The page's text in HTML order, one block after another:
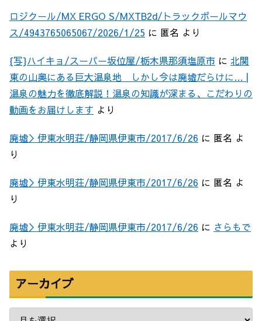
ロジクール/MX ERGO S/MXTB2d/トラックボールマウ
ス/4943765065067/2026/1/25 に 匿名 より
{写}ハイキョ/スーパー坂位屋/栃木県那須塩原市 に 北関
東の山奥にある巨大温泉地 しかし今は廃墟だらけに… |
温泉の魅力を徹底解説！温泉の知識が深まる、こだわりの
動画をお届けします より
廃墟＞伊東水明荘/静岡県伊東市/2017/6/26 に 匿名 よ
り
廃墟＞伊東水明荘/静岡県伊東市/2017/6/26 に 匿名 よ
り
廃墟＞伊東水明荘/静岡県伊東市/2017/6/26 に さらもで
より
アーカイブ